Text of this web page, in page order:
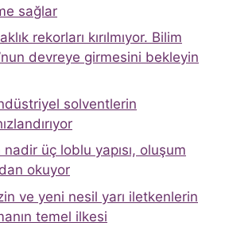
sağlar
rekorları kırılmıyor. Bilim
devreye girmesini bekleyin
solventlerin
nadir üç loblu yapısı, oluşum
okuyor
ve yeni nesil yarı iletkenlerin
temel ilkesi